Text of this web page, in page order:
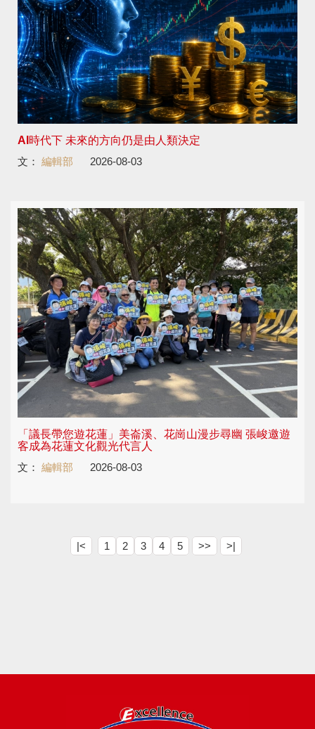
AI時代下 未來的方向仍是由人類決定
文： 編輯部 2026-08-03
「議長帶您遊花蓮」美崙溪、花崗山漫步尋幽 張峻邀遊
客成為花蓮文化觀光代言人
文： 編輯部 2026-08-03
|< 1 2 3 4 5 >> >|